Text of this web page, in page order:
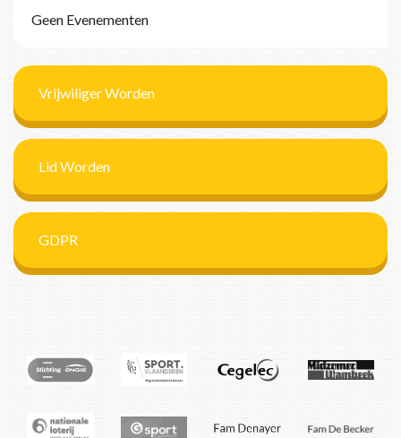
Geen Evenementen
Vrijwiliger Worden
Lid Worden
GDPR